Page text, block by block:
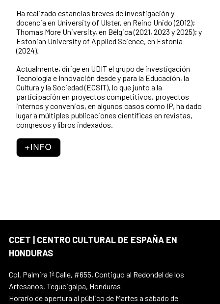
Ha realizado estancias breves de investigación y
docencia en University of Ulster, en Reino Unido (2012);
Thomas More University, en Bélgica (2021, 2023 y 2025); y
Estonian University of Applied Science, en Estonia
(2024).
Actualmente, dirige en UDIT el grupo de investigación
Tecnología e Innovación desde y para la Educación, la
Cultura y la Sociedad (ECSIT), lo que junto a la
participación en proyectos competitivos, proyectos
internos y convenios, en algunos casos como IP, ha dado
lugar a múltiples publicaciones científicas en revistas,
congresos y libros indexados.
CCET | CENTRO CULTURAL DE ESPAÑA EN
HONDURAS
Col. Palmira 1ª Calle, #655, Contiguo al Redondel de los
Artesanos, Tegucigalpa, Honduras
Horario de apertura al público de Martes a sábado de